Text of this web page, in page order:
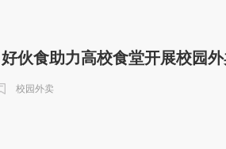
伙食助力高校食堂开展校园
校园外卖